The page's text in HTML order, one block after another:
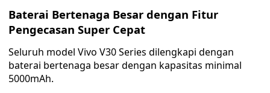
Baterai Bertenaga Besar dengan Fitur
Pengecasan Super Cepat
Seluruh model Vivo V30 Series dilengkapi dengan
baterai bertenaga besar dengan kapasitas minimal
5000mAh.